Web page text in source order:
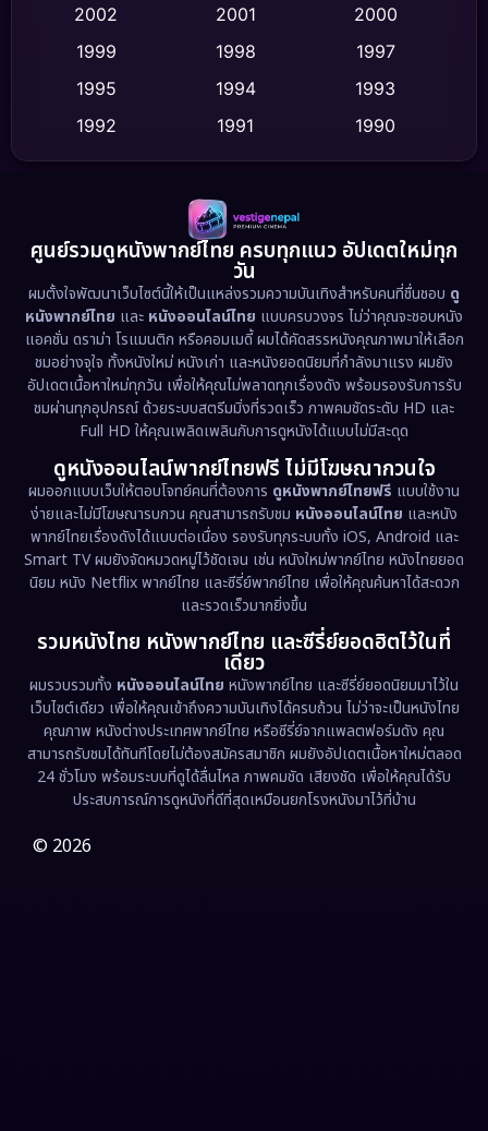
Dance เต้น (10)
Detective สืบสวน (62)
Disaster (13)
Disney+ (5)
Documentary สารคดี (94)
Drama ดราม่า (1,513)
Dystopian (17)
Emotional (61)
Epic มหากาพย์ (227)
Erotic (36)
Family ครอบครัว (375)
Fantasy จินตนาการ (338)
Fiction (9)
Film (57)
Gothic
2002
2001
2000
1999
1998
1997
1995
1994
1993
1992
1991
1990
1989
1988
1986
1983
1978
1974
1962
ศูนย์รวมดูหนังพากย์ไทย ครบทุกแนว อัปเดตใหม่ทุก
วัน
ผมตั้งใจพัฒนาเว็บไซต์นี้ให้เป็นแหล่งรวมความบันเทิงสำหรับคนที่ชื่นชอบ ดู
หนังพากย์ไทย และ หนังออนไลน์ไทย แบบครบวงจร ไม่ว่าคุณจะชอบหนัง
แอคชั่น ดราม่า โรแมนติก หรือคอมเมดี้ ผมได้คัดสรรหนังคุณภาพมาให้เลือก
ชมอย่างจุใจ ทั้งหนังใหม่ หนังเก่า และหนังยอดนิยมที่กำลังมาแรง ผมยัง
อัปเดตเนื้อหาใหม่ทุกวัน เพื่อให้คุณไม่พลาดทุกเรื่องดัง พร้อมรองรับการรับ
ชมผ่านทุกอุปกรณ์ ด้วยระบบสตรีมมิ่งที่รวดเร็ว ภาพคมชัดระดับ HD และ
Full HD ให้คุณเพลิดเพลินกับการดูหนังได้แบบไม่มีสะดุด
ดูหนังออนไลน์พากย์ไทยฟรี ไม่มีโฆษณากวนใจ
ผมออกแบบเว็บให้ตอบโจทย์คนที่ต้องการ ดูหนังพากย์ไทยฟรี แบบใช้งาน
ง่ายและไม่มีโฆษณารบกวน คุณสามารถรับชม หนังออนไลน์ไทย และหนัง
พากย์ไทยเรื่องดังได้แบบต่อเนื่อง รองรับทุกระบบทั้ง iOS, Android และ
Smart TV ผมยังจัดหมวดหมู่ไว้ชัดเจน เช่น หนังใหม่พากย์ไทย หนังไทยยอด
นิยม หนัง Netflix พากย์ไทย และซีรี่ย์พากย์ไทย เพื่อให้คุณค้นหาได้สะดวก
และรวดเร็วมากยิ่งขึ้น
รวมหนังไทย หนังพากย์ไทย และซีรี่ย์ยอดฮิตไว้ในที่
เดียว
ผมรวบรวมทั้ง หนังออนไลน์ไทย หนังพากย์ไทย และซีรี่ย์ยอดนิยมมาไว้ใน
เว็บไซต์เดียว เพื่อให้คุณเข้าถึงความบันเทิงได้ครบถ้วน ไม่ว่าจะเป็นหนังไทย
คุณภาพ หนังต่างประเทศพากย์ไทย หรือซีรี่ย์จากแพลตฟอร์มดัง คุณ
สามารถรับชมได้ทันทีโดยไม่ต้องสมัครสมาชิก ผมยังอัปเดตเนื้อหาใหม่ตลอด
24 ชั่วโมง พร้อมระบบที่ดูได้ลื่นไหล ภาพคมชัด เสียงชัด เพื่อให้คุณได้รับ
ประสบการณ์การดูหนังที่ดีที่สุดเหมือนยกโรงหนังมาไว้ที่บ้าน
© 2026